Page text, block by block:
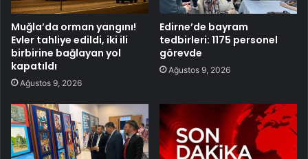
Muğla’da orman yangını!
Evler tahliye edildi, iki ili
birbirine bağlayan yol
kapatıldı
Ağustos 9, 2026
Edirne’de bayram
tedbirleri: 1175 personel
görevde
Ağustos 9, 2026